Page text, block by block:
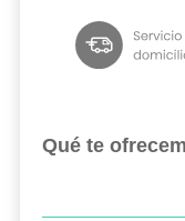
Qué te